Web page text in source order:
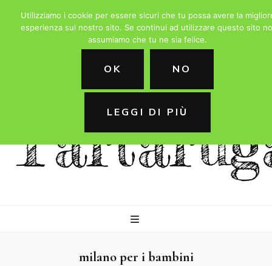
La
milano per i bambini
Utilizziamo i cookie per essere sicuri che tu possa avere la
esperienza sul nostro sito. Se continui ad utilizzare questo sito
assumiamo che tu ne sia felice.
OK NO
LEGGI DI PIÙ